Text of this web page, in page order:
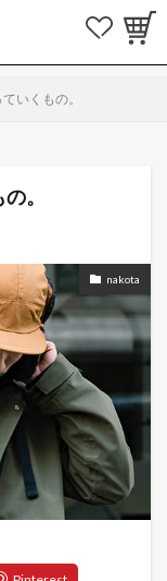
いくもの。
。
nakota